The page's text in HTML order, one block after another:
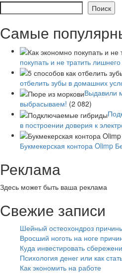
Поиск
Самые
покупать и не тратить лишнего
отбелить зубы в домашних
Выдавили
выбрасываем! (2 082)
в построении доверия к
Букмекерская контора Olimp
Реклама
Здесь может быть ваша реклама
Свежие записи
Шейный остеохондроз
Вросший ноготь на ноге
Куда инвестировать
Психология денег или как
Как экономить на работе